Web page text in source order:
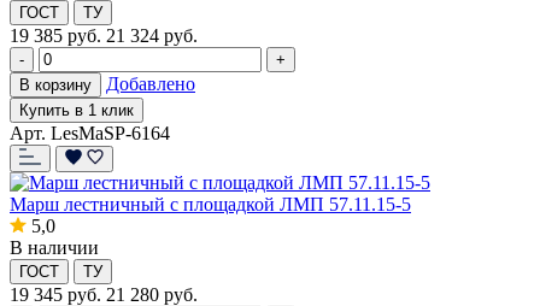
ГОСТ ТУ
19 385 руб. 21 324 руб.
-
+
В корзину
Добавлено
Купить в 1 клик
Арт. LesMaSP-6164
Марш лестничный с площадкой ЛМП 57.11.15-5
5,0
В наличии
ГОСТ ТУ
19 345 руб. 21 280 руб.